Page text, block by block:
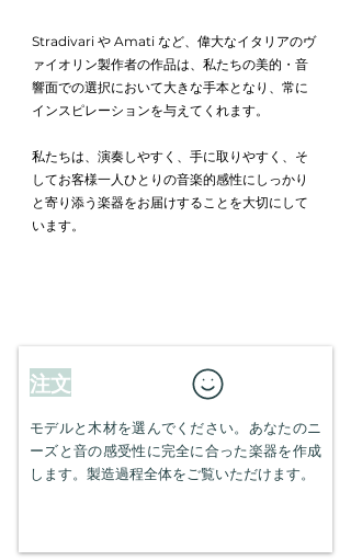
Stradivari や Amati など、偉大なイタリアのヴ
ァイオリン製作者の作品は、私たちの美的・音
響面での選択において大きな手本となり、常に
インスピレーションを与えてくれます。
私たちは、演奏しやすく、手に取りやすく、そ
してお客様一人ひとりの音楽的感性にしっかり
と寄り添う楽器をお届けすることを大切にして
います。
注文
モデルと木材を選んでください。あなたのニ
ーズと音の感受性に完全に合った楽器を作成
します。製造過程全体をご覧いただけます。